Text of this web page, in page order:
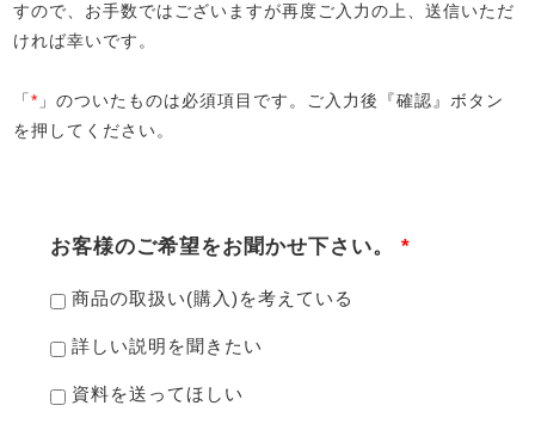
すので、お手数ではございますが再度ご入力の上、送信いただ
ければ幸いです。
「* 」のついたものは必須項目です。ご入力後『確認』ボタン
を押してください。
お客様のご希望をお聞かせ下さい。*
商品の取扱い(購入)を考えている
詳しい説明を聞きたい
資料を送ってほしい